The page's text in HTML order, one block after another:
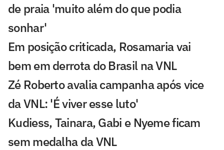
de praia 'muito além do que podia
sonhar'
Em posição criticada, Rosamaria vai
bem em derrota do Brasil na VNL
Zé Roberto avalia campanha após vice
da VNL: 'É viver esse luto'
Kudiess, Tainara, Gabi e Nyeme ficam
sem medalha da VNL